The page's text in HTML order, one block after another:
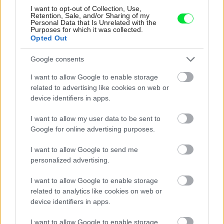
I want to opt-out of Collection, Use,
Retention, Sale, and/or Sharing of my
Personal Data that Is Unrelated with the
Purposes for which it was collected.
Opted Out
Google consents
I want to allow Google to enable storage
related to advertising like cookies on web or
device identifiers in apps.
I want to allow my user data to be sent to
Google for online advertising purposes.
I want to allow Google to send me
personalized advertising.
I want to allow Google to enable storage
related to analytics like cookies on web or
device identifiers in apps.
I want to allow Google to enable storage
Inšpirácie
,